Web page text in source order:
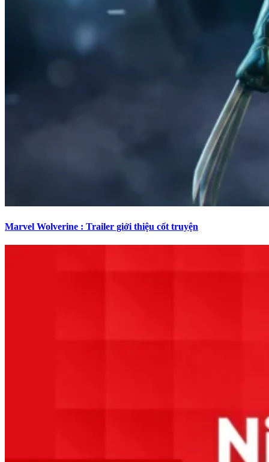
Marvel Wolverine : Trailer giới thiệu cốt truyện